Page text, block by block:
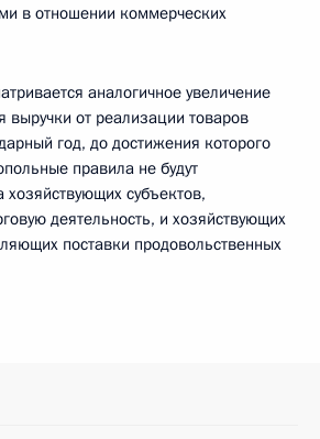
в отношении коммерческих
аналогичное увеличение
выручки от реализации товаров
год, до достижения которого
правила не будут
хозяйствующих субъектов,
деятельность, и хозяйствующих
поставки продовольственных